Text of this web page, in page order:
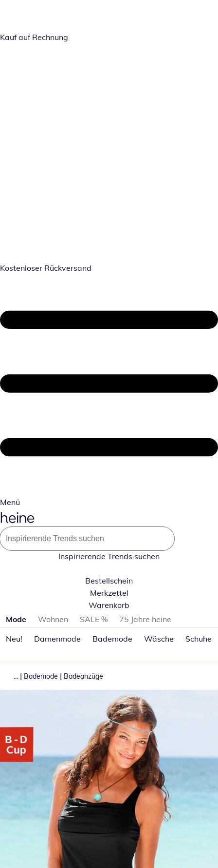
Kauf auf Rechnung
Kostenloser Rückversand
Menü
Inspirierende Trends suchen
Bestellschein
Merkzettel
Warenkorb
Produktkategorien überspringen
Mode Wohnen SALE %
75 Jahre heine
Neu!
Damenmode Bademode Wäsche Schuhe
... | Bademode | Badeanzüge